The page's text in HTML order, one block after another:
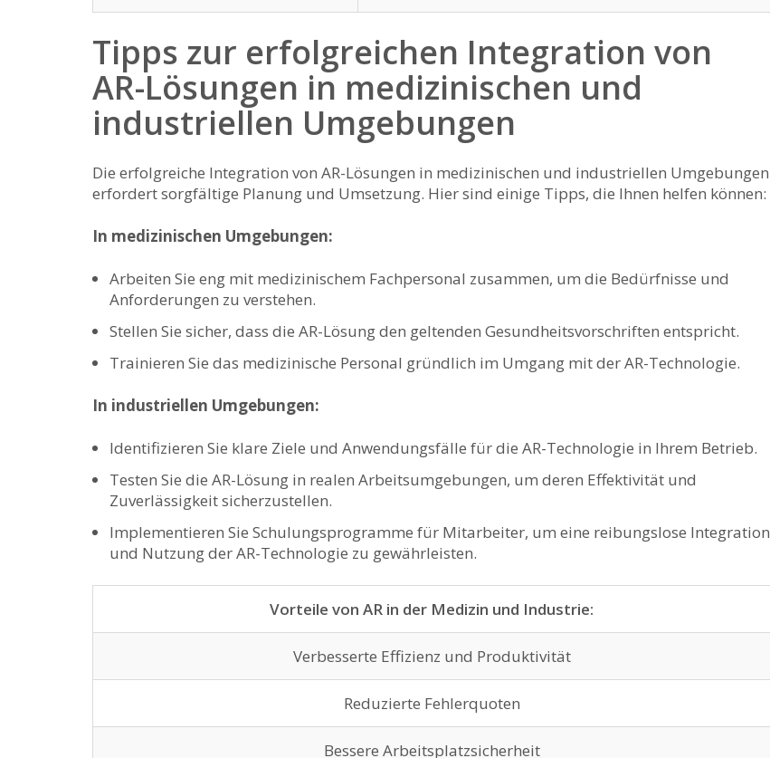
Tipps zur erfolgreichen Integration⁤ von‌
AR-Lösungen in medizinischen und
industriellen Umgebungen
Die ⁢erfolgreiche Integration von AR-Lösungen in medizinischen und industriellen ⁢Umgebungen⁤
erfordert sorgfältige Planung und Umsetzung. Hier‍ sind einige Tipps, die Ihnen helfen können:
In medizinischen Umgebungen:
Arbeiten Sie eng mit medizinischem Fachpersonal zusammen, ‍um ​die Bedürfnisse und
Anforderungen zu⁢ verstehen.
Stellen Sie​ sicher, ⁤dass die AR-Lösung den geltenden Gesundheitsvorschriften entspricht.
Trainieren Sie das medizinische Personal ‌gründlich​ im Umgang mit der ⁣AR-Technologie.
In industriellen Umgebungen:
Identifizieren Sie ⁤klare ⁤Ziele und Anwendungsfälle für die AR-Technologie in Ihrem Betrieb.
Testen Sie ‌die AR-Lösung in realen Arbeitsumgebungen, um deren Effektivität und
Zuverlässigkeit sicherzustellen.
Implementieren Sie Schulungsprogramme für ‌Mitarbeiter, um ⁣eine reibungslose Integration
und Nutzung der AR-Technologie zu ⁣gewährleisten.
Vorteile‍ von AR​ in der Medizin und ‍Industrie:
Verbesserte Effizienz und Produktivität
Reduzierte Fehlerquoten
Bessere Arbeitsplatzsicherheit